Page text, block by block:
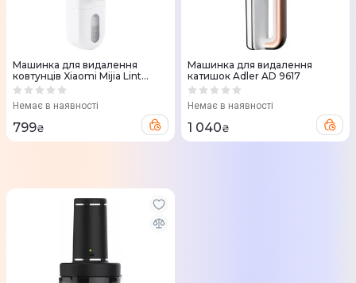
Машинка для видалення
ковтунців Xiaomi Mijia Lint
Remover White
Немає в наявності
799₴
Машинка для видалення
катишок Adler AD 9617
Немає в наявності
1 040₴